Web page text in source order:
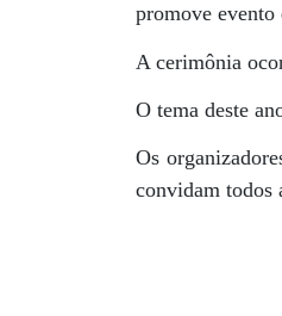
promove evento
A cerimônia
O tema deste
Os
convidam todos